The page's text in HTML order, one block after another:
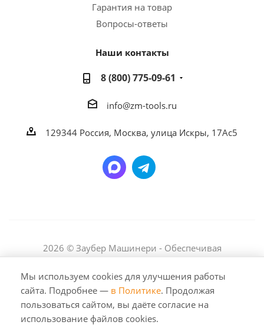
Гарантия на товар
Вопросы-ответы
Наши контакты
8 (800) 775-09-61
info@zm-tools.ru
129344 Россия, Москва, улица Искры, 17Ас5
2026 © Заубер Машинери - Обеспечивая
использование либо копирование материалов или
подборки материалов сайта, элементов дизайна и
оформления допускается лишь с разрешения
правообладателя и только со ссылкой на источник:
Мы используем cookies для улучшения работы
сайта. Подробнее — в Политике. Продолжая
пользоваться сайтом, вы даёте согласие на
использование файлов cookies.